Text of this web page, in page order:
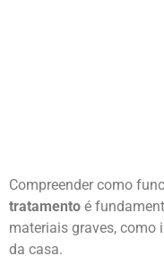
Compreender como
tratamento é
materiais graves, como
da casa.